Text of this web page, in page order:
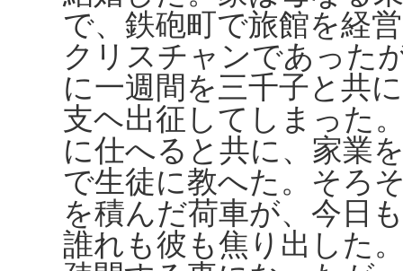
で、鉄砲町で旅館を経
クリスチャンであった
に一週間を三千子と共
支ヘ出征してしまった
に仕へると共に、家業
で生徒に教へた。そろ
を積んだ荷車が、今日
誰れも彼も焦り出した